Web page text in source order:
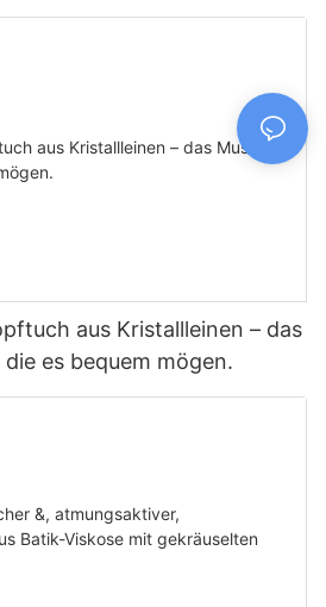
aus Kristallleinen – das
es bequem mögen.